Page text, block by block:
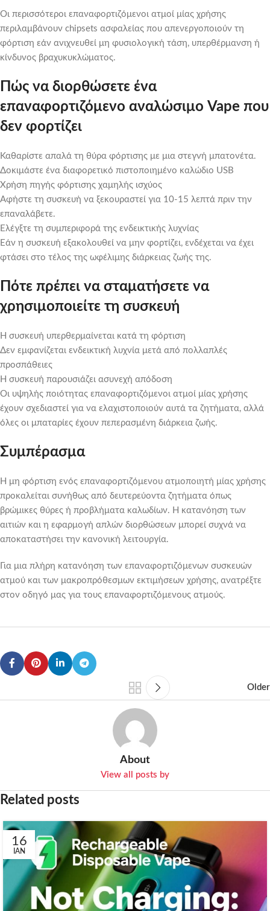
Οι περισσότεροι επαναφορτιζόμενοι ατμοί μίας χρήσης
περιλαμβάνουν chipsets ασφαλείας που απενεργοποιούν τη
φόρτιση εάν ανιχνευθεί μη φυσιολογική τάση, υπερθέρμανση ή
κίνδυνος βραχυκυκλώματος.
Πώς να διορθώσετε ένα
επαναφορτιζόμενο αναλώσιμο Vape που
δεν φορτίζει
Καθαρίστε απαλά τη θύρα φόρτισης με μια στεγνή μπατονέτα.
Δοκιμάστε ένα διαφορετικό πιστοποιημένο καλώδιο USB
Χρήση πηγής φόρτισης χαμηλής ισχύος
Αφήστε τη συσκευή να ξεκουραστεί για 10-15 λεπτά πριν την
επαναλάβετε.
Ελέγξτε τη συμπεριφορά της ενδεικτικής λυχνίας
Εάν η συσκευή εξακολουθεί να μην φορτίζει, ενδέχεται να έχει
φτάσει στο τέλος της ωφέλιμης διάρκειας ζωής της.
Πότε πρέπει να σταματήσετε να
χρησιμοποιείτε τη συσκευή
Η συσκευή υπερθερμαίνεται κατά τη φόρτιση
Δεν εμφανίζεται ενδεικτική λυχνία μετά από πολλαπλές
προσπάθειες
Η συσκευή παρουσιάζει ασυνεχή απόδοση
Οι υψηλής ποιότητας επαναφορτιζόμενοι ατμοί μίας χρήσης
έχουν σχεδιαστεί για να ελαχιστοποιούν αυτά τα ζητήματα, αλλά
όλες οι μπαταρίες έχουν πεπερασμένη διάρκεια ζωής.
Συμπέρασμα
Η μη φόρτιση ενός επαναφορτιζόμενου ατμοποιητή μίας χρήσης
προκαλείται συνήθως από δευτερεύοντα ζητήματα όπως
βρώμικες θύρες ή προβλήματα καλωδίων. Η κατανόηση των
αιτιών και η εφαρμογή απλών διορθώσεων μπορεί συχνά να
αποκαταστήσει την κανονική λειτουργία.
Για μια πλήρη κατανόηση των επαναφορτιζόμενων συσκευών
ατμού και των μακροπρόθεσμων εκτιμήσεων χρήσης, ανατρέξτε
στον οδηγό μας για τους επαναφορτιζόμενους ατμούς.
Older
About
View all posts by
Related posts
16
ΙΑΝ